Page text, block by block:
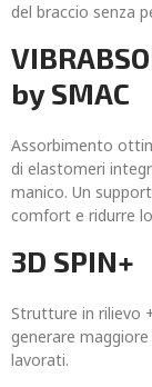
del braccio senza
by SMAC
Assorbimento
di elastomeri
manico. Un
comfort e ridurre
3D SPIN+
Strutture in rilievo
generare maggiore
lavorati.